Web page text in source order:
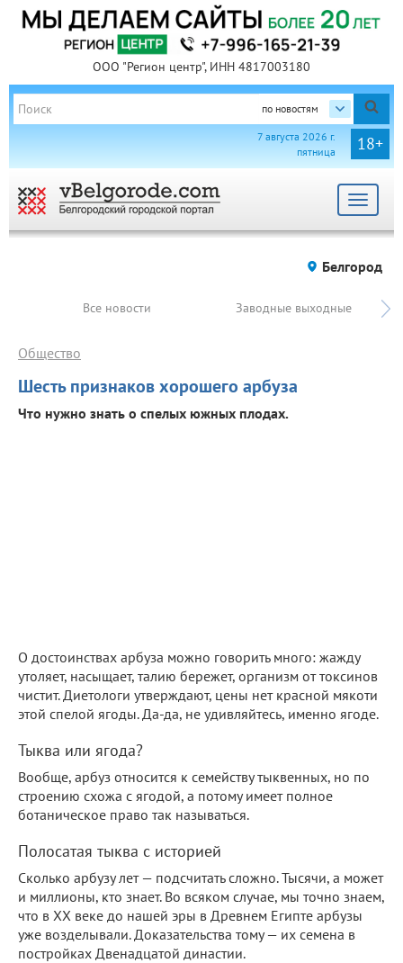
ООО "Регион центр", ИНН 4817003180
по новостям
18+
7 августа 2026 г.
пятница
Toggle
Белгород
Все новости Заводные выходные
Шесть признаков хорошего арбуза
Общество
Что нужно знать о спелых южных плодах.
О достоинствах арбуза можно говорить много: жажду
утоляет, насыщает, талию бережет, организм от токсинов
чистит. Диетологи утверждают, цены нет красной мякоти
этой спелой ягоды. Да-да, не удивляйтесь, именно ягоде.
Тыква или ягода?
Вообще, арбуз относится к семейству тыквенных, но по
строению схожа с ягодой, а потому имеет полное
ботаническое право так называться.
Полосатая тыква с историей
Сколько арбузу лет — подсчитать сложно. Тысячи, а может
и миллионы, кто знает. Во всяком случае, мы точно знаем,
что в XX веке до нашей эры в Древнем Египте арбузы
уже возделывали. Доказательства тому — их семена в
постройках Двенадцатой династии.